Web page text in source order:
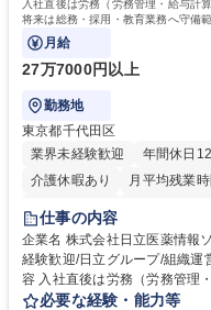
入社直後は労務（労務管理・給与計
将来は総務・採用・教育業務へ守備
ます。
月給
27万7000円以上
勤務地
東京都千代田区
業界未経験歓迎
年間休日
介護休暇あり
月平均残業
住宅手当あり
育休あり
完全週休2日制
仕事の内容
企業名 株式会社日立医薬情報ソリューション
経験歓迎/日立グループ/組織運営
容 入社直後は労務（労務管理
任せいたします。将来は総務
必要な経験・能力等